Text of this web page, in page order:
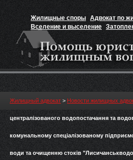
Жилищные споры Адвокат по
Вселение и выселение
Признание прав на жильё
Жилищный адвокат > Новости жилищных
централізованого водопостачання та
комунальному спеціалізованому
води та очищенню стоків